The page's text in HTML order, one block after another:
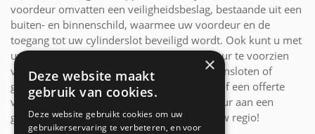
voordeur omvatten een veiligheidsbeslag, bestaande uit een
buiten- en binnenschild, waarmee uw voordeur en de
toegang tot uw cylinderslot beveiligd wordt. Ook kunt u met
uw schrijnwerker overleggen om de voordeur te voorzien
van een veiligheidsslot met meervoudige pensloten of
gecodeerde kernstiften. Vraag meer advies of een offerte
voor uw buitenschrijnwerken en uw voordeur aan een
gediplomeerde schrijnwerken vakman uit uw regio!
×
Deze website maakt
gebruik van cookies.
Deze website gebruikt cookies om uw
gebruikerservaring te verbeteren, en voor